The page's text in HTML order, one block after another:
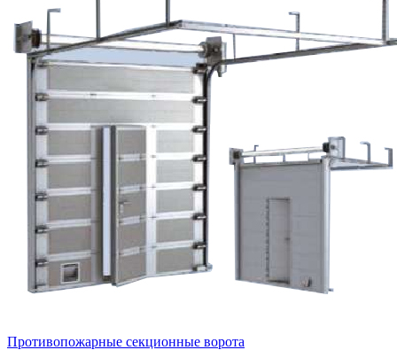
Противопожарные секционные ворота